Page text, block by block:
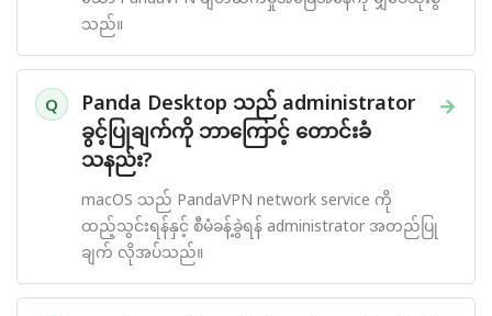
သည်။
Q →
Panda Desktop သည် administrator
ခွင့်ပြုချက်ကို ဘာကြောင့် တောင်းခံ
သနည်း?
macOS သည် PandaVPN network service ကို
ထည့်သွင်းရန်နှင့် စီမံခန့်ခွဲရန် administrator အတည်ပြု
ချက် လိုအပ်သည်။